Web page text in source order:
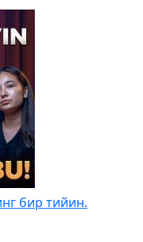
бир тийин.